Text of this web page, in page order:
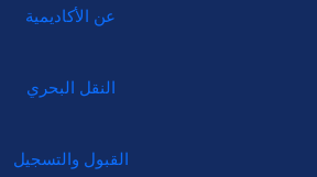
عن الأكاديمية
النقل البحري
القبول والتسجيل